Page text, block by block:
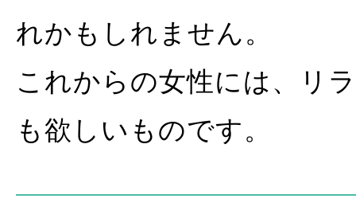
れかもしれません。
これからの女性には、リ
も欲しいものです。